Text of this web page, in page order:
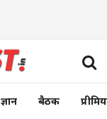
ज्ञान बैठक